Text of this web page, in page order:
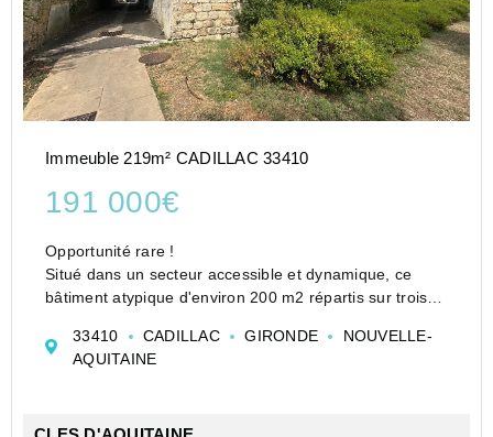
Immeuble 219m² CADILLAC 33410
191 000€
Opportunité rare !
Situé dans un secteur accessible et dynamique, ce
bâtiment atypique d'environ 200 m2 répartis sur trois
événementiel.
Autrefois exploitée comme boîte de nuit, cette structure
33410 CADILLAC GIRONDE
NOUVELLE-
AQUITAINE